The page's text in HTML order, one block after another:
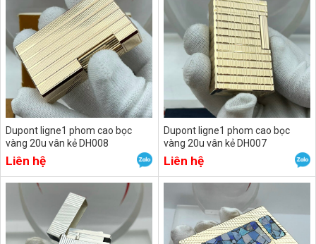
Dupont ligne1 phom cao bọc
vàng 20u vân kẻ DH008
Liên hệ
Dupont ligne1 phom cao bọc
vàng 20u vân kẻ DH007
Liên hệ